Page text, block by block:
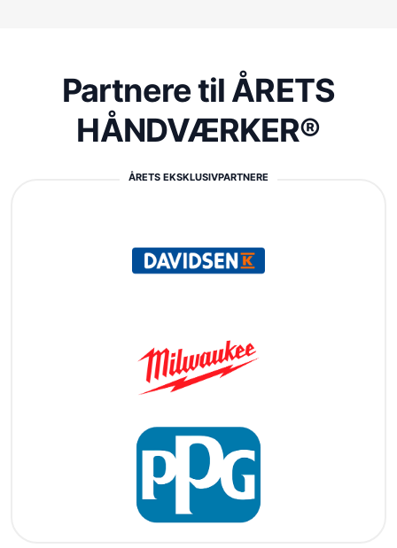
Partnere til ÅRETS
HÅNDVÆRKER®
ÅRETS EKSKLUSIVPARTNERE